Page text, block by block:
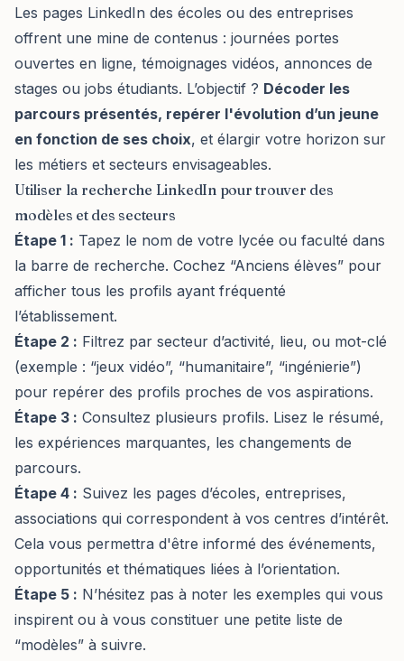
Les pages LinkedIn des écoles ou des entreprises
offrent une mine de contenus : journées portes
ouvertes en ligne, témoignages vidéos, annonces de
stages ou jobs étudiants. L’objectif ? Décoder les
parcours présentés, repérer l'évolution d’un jeune
en fonction de ses choix, et élargir votre horizon sur
les métiers et secteurs envisageables.
Utiliser la recherche LinkedIn pour trouver des
modèles et des secteurs
Étape 1 : Tapez le nom de votre lycée ou faculté dans
la barre de recherche. Cochez “Anciens élèves” pour
afficher tous les profils ayant fréquenté
l’établissement.
Étape 2 : Filtrez par secteur d’activité, lieu, ou mot-clé
(exemple : “jeux vidéo”, “humanitaire”, “ingénierie”)
pour repérer des profils proches de vos aspirations.
Étape 3 : Consultez plusieurs profils. Lisez le résumé,
les expériences marquantes, les changements de
parcours.
Étape 4 : Suivez les pages d’écoles, entreprises,
associations qui correspondent à vos centres d’intérêt.
Cela vous permettra d'être informé des événements,
opportunités et thématiques liées à l’orientation.
Étape 5 : N’hésitez pas à noter les exemples qui vous
inspirent ou à vous constituer une petite liste de
“modèles” à suivre.